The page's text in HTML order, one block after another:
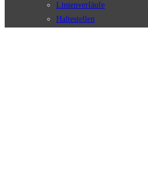
Linienverläufe
Haltestellen